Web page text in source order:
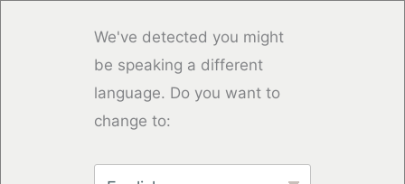
We've detected you might
be speaking a different
language. Do you want to
change to: